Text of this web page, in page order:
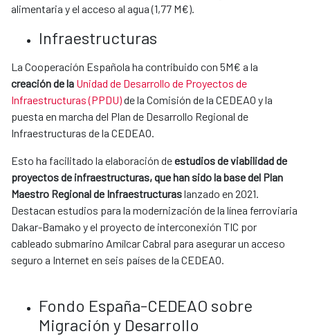
alimentaria y el acceso al agua (1,77 M€).
Infraestructuras
La Cooperación Española ha contribuido con 5M€ a la
creación de la Unidad de Desarrollo de Proyectos de
Infraestructuras (PPDU)de la Comisión de la CEDEAO y la
puesta en marcha del Plan de Desarrollo Regional de
Infraestructuras de la CEDEAO.
Esto ha facilitado la elaboración deestudios de viabilidad de
proyectos de infraestructuras, que han sido la base del Plan
Maestro Regional de Infraestructuraslanzado en 2021.
Destacan estudios para la modernización de la línea ferroviaria
Dakar-Bamako y el proyecto de interconexión TIC por
cableado submarino Amílcar Cabral para asegurar un acceso
seguro a Internet en seis países de la CEDEAO.
Fondo España-CEDEAO sobre
Migración y Desarrollo